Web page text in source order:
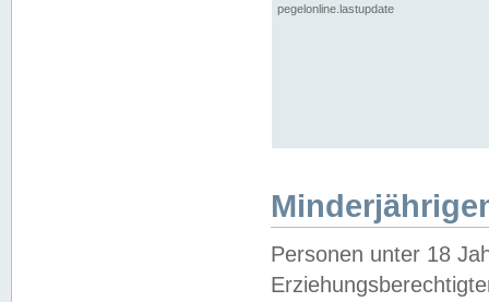
pegelonline.lastupdate
Personen unter 18